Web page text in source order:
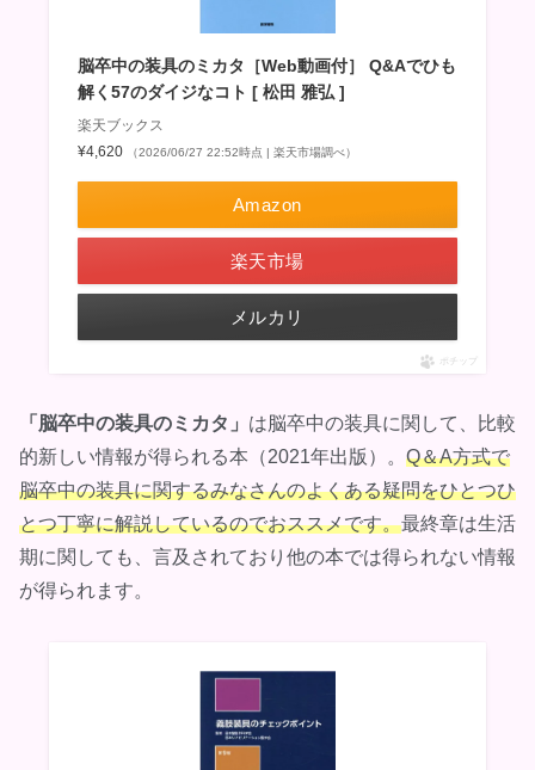
脳卒中の装具のミカタ［Web動画付］ Q&Aでひも
解く57のダイジなコト [ 松田 雅弘 ]
楽天ブックス
¥4,620
（2026/06/27 22:52時点 | 楽天市場調べ）
Amazon
楽天市場
メルカリ
ポチップ
「脳卒中の装具のミカタ」 は脳卒中の装具に関して、比較
的新しい情報が得られる本（2021年出版）。 Q＆A方式で
脳卒中の装具に関するみなさんのよくある疑問をひとつひ
とつ丁寧に解説しているのでおススメです。最終章は生活
期に関しても、言及されており他の本では得られない情報
が得られます。